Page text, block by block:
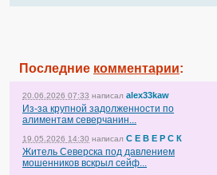
Последние комментарии:
20.06.2026 07:33 написал alex33kaw
Из-за крупной задолженности по
алиментам северчанин...
19.05.2026 14:30 написал С Е В Е Р С К
Житель Северска под давлением
мошенников вскрыл сейф...